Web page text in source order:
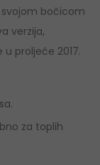
bočicom
verzija,
u proljeće 2017.
za toplih